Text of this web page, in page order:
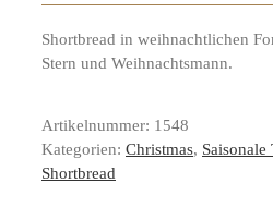
Shortbread in weihnachtlichen
Stern und Weihnachtsmann.
Artikelnummer: 1548
Kategorien: Christmas, Saisonale
Shortbread